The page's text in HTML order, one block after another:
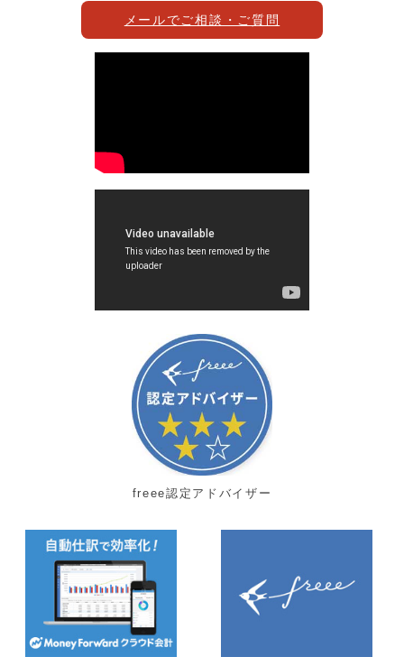
メールでご相談・ご質問
freee認定アドバイザー